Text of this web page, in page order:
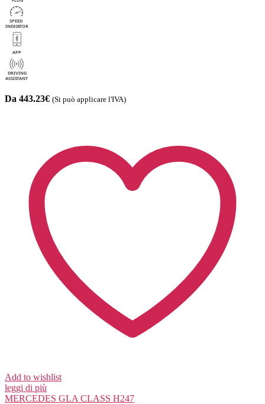
Da 443.23€ (Si può applicare l'IVA)
Add to wishlist
leggi di più
MERCEDES GLA CLASS H247